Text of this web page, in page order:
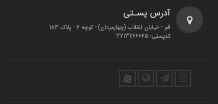
آدرس پسـتی
قم - خیابان انقلاب (چهارمردان)‌ - کوچه 6 - پلاک 183
کدپستی: 3713766645